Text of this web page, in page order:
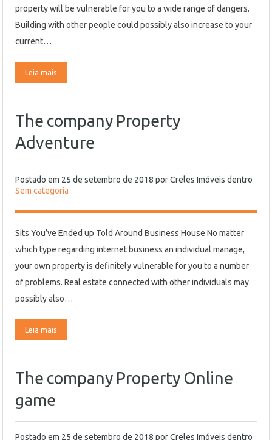
property will be vulnerable for you to a wide range of dangers.
Building with other people could possibly also increase to your
current…
Leia mais
The company Property
Adventure
Postado em 25 de setembro de 2018 porCreles Imóveis dentro
Sem categoria
Sits You’ve Ended up Told Around Business House No matter
which type regarding internet business an individual manage,
your own property is definitely vulnerable for you to a number
of problems. Real estate connected with other individuals may
possibly also…
Leia mais
The company Property Online
game
Postado em 25 de setembro de 2018 porCreles Imóveis dentro